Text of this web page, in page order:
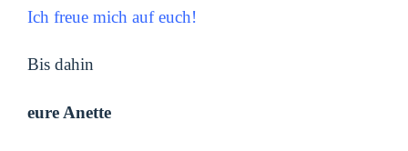
Ich freue mich auf euch!
Bis dahin
eure Anette